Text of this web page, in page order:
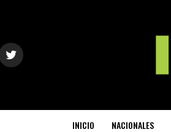
INICIO NACIONALES